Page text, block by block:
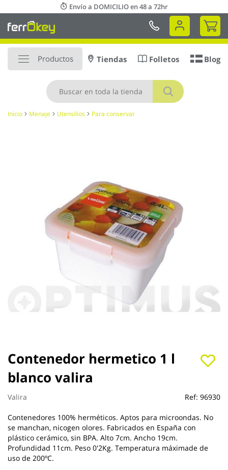
al
contenido
Envío a DOMICILIO en 48 a 72hr
Mi
Productos
Buscar
Tiendas Folletos Blog
Inicio Menaje Utensilios Para conservar
Contenedor hermetico 1 l
blanco valira
Valira Ref: 96930
Contenedores 100% herméticos. Aptos para microondas. No
se manchan, nicogen olores. Fabricados en España con
plástico cerámico, sin BPA. Alto 7cm. Ancho 19cm.
Profundidad 11cm. Peso 0'2Kg. Temperatura máximade de
uso de 200ºC.
Saltar
al
comienzo
de
la
de
imágenes